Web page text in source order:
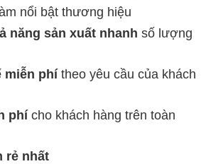
nổi bật thương hiệu
năng sản xuất nhanh số lượng
miễn phítheo yêu cầu của khách
phícho khách hàng trên toàn
rẻ nhất